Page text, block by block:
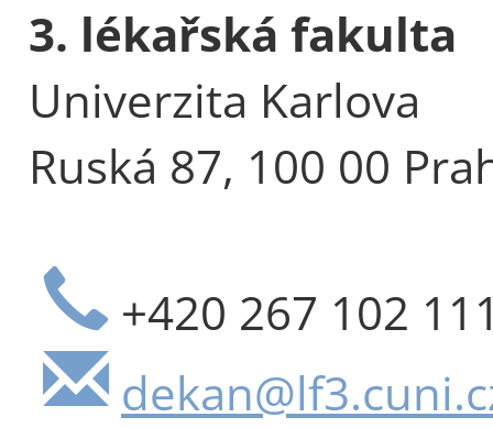
3. lékařská fakulta
Univerzita Karlova
Ruská 87, 100 00
+420 267 102